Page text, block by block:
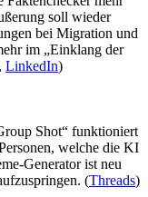
soll wieder
bei Migration und
im „Einklang der
, LinkedIn)
Shot“ funktioniert
welche die KI
Generator ist neu
(Threads)